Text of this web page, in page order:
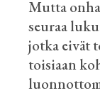
Mutta
seuraa
jotka eivät
toisiaan